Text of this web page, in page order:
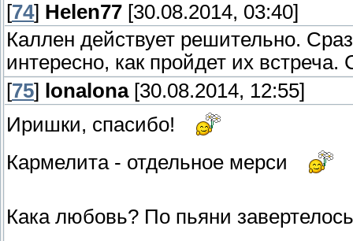
[74] Helen77 [30.08.2014, 03:40]
Каллен действует решительно.
интересно, как пройдет их
[75] lonalona[30.08.2014, 12:55]
Иришки, спасибо!
Кармелита - отдельное мерси
Кака любовь? По пьяни